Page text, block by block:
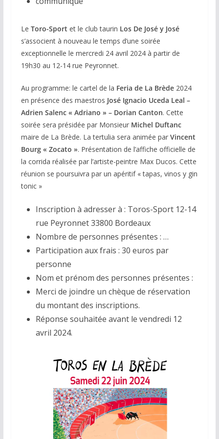
Le Toro-Sport et le club taurin Los De José y José
s’associent à nouveau le temps d’une soirée
exceptionnelle le mercredi 24 avril 2024 à partir de
19h30 au 12-14 rue Peyronnet.
Au programme: le cartel de la Feria de La Brède 2024
en présence des maestros José Ignacio Uceda Leal –
Adrien Salenc « Adriano » – Dorian Canton. Cette
soirée sera présidée par MonsieurMichel Duftanc
maire de La Brède. La tertulia sera animée par Vincent
Bourg « Zocato ». Présentation de l’affiche officielle de
la corrida réalisée par l’artiste-peintre Max Ducos. Cette
réunion se poursuivra par un apéritif « tapas, vinos y gin
tonic »
Inscription à adresser à : Toros-Sport 12-14
rue Peyronnet 33800 Bordeaux
Nombre de personnes présentes : …
Participation aux frais : 30 euros par
personne
Nom et prénom des personnes présentes :
Merci de joindre un chèque de réservation
du montant des inscriptions.
Réponse souhaitée avant le vendredi 12
avril 2024.